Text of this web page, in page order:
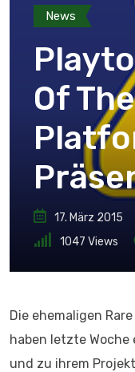
News
Of
17. März 2015
1047 Views
Die ehemaligen
haben letzte
und zu ihrem